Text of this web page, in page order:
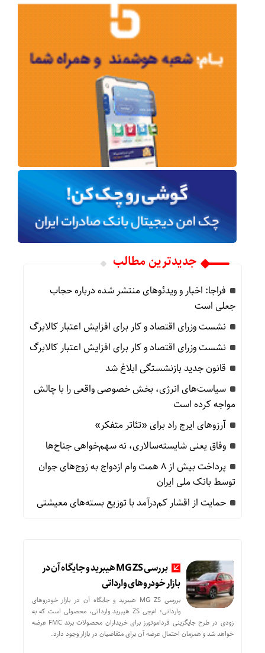
جدیدترین مطالب
فراجا: اخبار و ویدئوهای منتشر شده درباره حجاب
جعلی است
نشست وزرای اقتصاد و کار برای افزایش اعتبار کالابرگ
نشست وزرای اقتصاد و کار برای افزایش اعتبار کالابرگ
قانون جدید بازنشستگی ابلاغ شد
سیاست‌های انرژی، بخش خصوصی واقعی را با چالش
مواجه کرده است
آرزوهای ایرج راد برای «تئاتر متفکر»
وفاق یعنی شایسته‌سالاری، نه سهم‌خواهی جناح‌ها
پرداخت بیش از ۸ همت وام ازدواج به زوج‌های جوان
توسط بانک ملی ایران
حمایت از اقشار کم‌درآمد با توزیع بسته‌های معیشتی
بررسی MG ZS هیبرید و جایگاه آن در
بازار خودروهای وارداتی
بررسی MG ZS هیبرید و جایگاه آن در بازار خودروهای
وارداتی؛ ام‌جی ZS هیبرید وارداتی، محصولی است که به
زودی در طرح جایگزینی فرداموتورز برای خریداران محصولات برند FMC عرضه
خواهد شد و همزمان احتمال عرضه آن برای متقاضیان در بازار وجود دارد.